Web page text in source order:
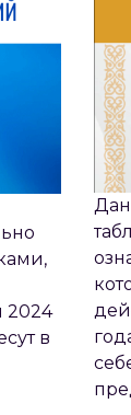
2024
в